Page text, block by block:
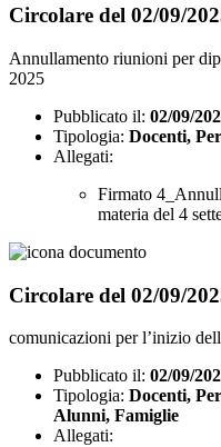
Circolare del 02/09/
Annullamento riunioni per
2025
Pubblicato il: 02/09/
Tipologia: Docenti,
Allegati:
Firmato
materia del 4
Circolare del 02/09/
comunicazioni per l’inizio
Pubblicato il: 02/09/
Tipologia: Docenti,
Alunni, Famiglie
Allegati: